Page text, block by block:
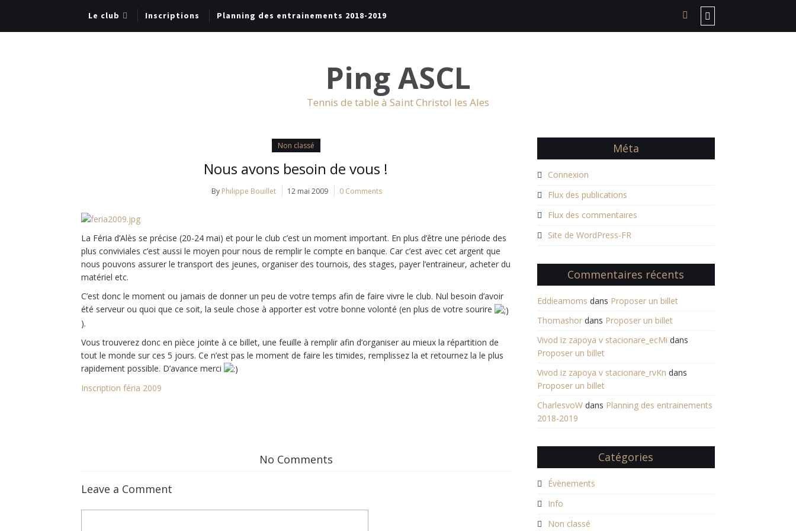
Le club Inscriptions Planning des entrainements 2018-2019
Ping ASCL
Tennis de table à Saint Christol les Ales
Non classé
Nous avons besoin de vous !
By Philippe Bouillet 12 mai 2009 0 Comments
La Féria d’Alès se précise (20-24 mai) et pour le club c’est un moment important. En plus d’être une période des
plus conviviales c’est aussi le moyen pour nous de remplir le compte en banque. Car c’est avec cet argent que
nous pouvons assurer le transport des jeunes, organiser des tournois, des stages, payer l’entraineur, acheter du
matériel etc.
C’est donc le moment ou jamais de donner un peu de votre temps afin de faire vivre le club. Nul besoin d’avoir
été serveur ou quoi que ce soit, la seule chose à apporter est votre bonne volonté (en plus de votre sourire
).
Vous trouverez donc en pièce jointe à ce billet, une feuille à remplir afin d’organiser au mieux la répartition de
tout le monde sur ces 5 jours. Ce n’est pas le moment de faire les timides, remplissez la et retournez la le plus
rapidement possible. D’avance merci
Inscription féria 2009
No Comments
Leave a Comment
Méta
Connexion
Flux des publications
Flux des commentaires
Site de WordPress-FR
Commentaires récents
Eddieamoms dans Proposer un billet
Thomashordans Proposer un billet
Vivod iz zapoya v stacionare_ecMi dans
Proposer un billet
Vivod iz zapoya v stacionare_rvKn dans
Proposer un billet
CharlesvoWdans Planning des entrainements
2018-2019
Catégories
Évènements
Info
Non classé